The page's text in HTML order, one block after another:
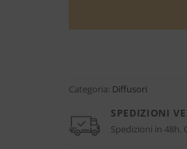
Categoria: Diffusori
SPEDIZIONI
Spedizioni in 48h.